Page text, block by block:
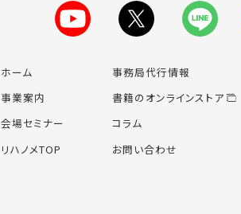
ホーム
事業案内
会場セミナー
リハノメTOP
事務局代行情報
書籍のオンラインストア
コラム
お問い合わせ